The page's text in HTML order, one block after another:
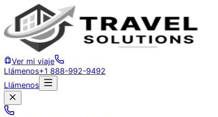
Ver mi viaje
Llámenos+1 888-992-9492
Llámenos